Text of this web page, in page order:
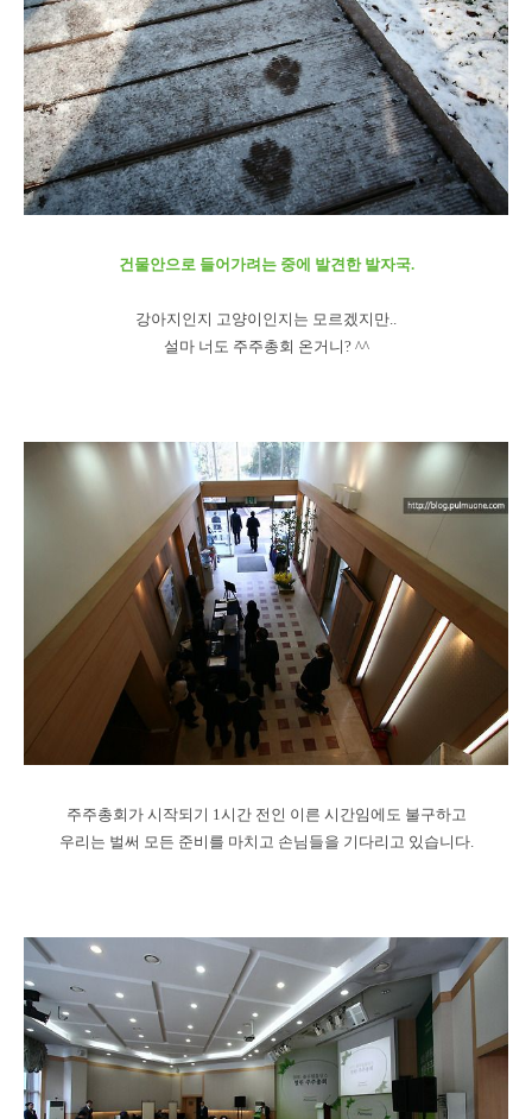
건물안으로 들어가려는 중에 발견한 발자국.
강아지인지 고양이인지는 모르겠지만..
설마 너도 주주총회 온거니? ^^
주주총회가 시작되기 1시간 전인 이른 시간임에도 불구하고
우리는 벌써 모든 준비를 마치고 손님들을 기다리고 있습니다.